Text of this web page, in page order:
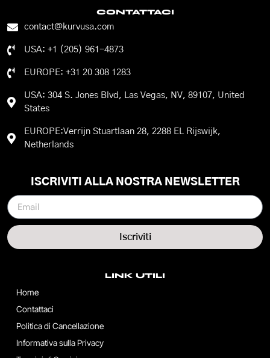
CONTATTACI
contact@kurvusa.com
USA: +1 (205) 961-4873
EUROPE: +31 20 308 1283
USA: 304 S. Jones Blvd, Las Vegas, NV, 89107, United
States
EUROPE:Verrijn Stuartlaan 28, 2288 EL Rijswijk,
Netherlands
LINK UTILI
Home
Contattaci
Politica di Cancellazione
Informativa sulla Privacy
ISCRIVITI ALLA NOSTRA NEWSLETTER
Iscriviti